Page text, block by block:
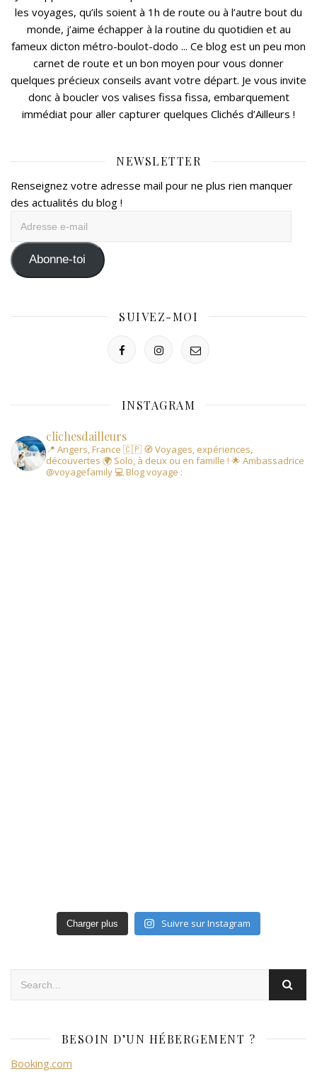
les voyages, qu’ils soient à 1h de route ou à l’autre bout du
monde, j’aime échapper à la routine du quotidien et au
fameux dicton métro-boulot-dodo ... Ce blog est un peu mon
carnet de route et un bon moyen pour vous donner
quelques précieux conseils avant votre départ. Je vous invite
donc à boucler vos valises fissa fissa, embarquement
immédiat pour aller capturer quelques Clichés d’Ailleurs !
NEWSLETTER
Renseignez votre adresse mail pour ne plus rien manquer
des actualités du blog !
mail Abonne-toi
SUIVEZ-MOI
INSTAGRAM
clichesdailleurs
📍 Angers, France 🇨🇵 🧭 Voyages, expériences,
découvertes 🌍 Solo, à deux ou en famille ! 🌟 Ambassadrice
@voyagefamily 💻 Blog voyage :
Charger plus Suivre sur Instagram
BESOIN D’UN HÉBERGEMENT ?
Booking.com